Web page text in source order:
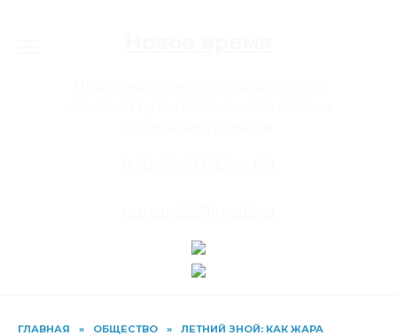
ГЛАВНАЯ » ОБЩЕСТВО »
ЛЕТНИЙ ЗНОЙ: КАК ЖАРА